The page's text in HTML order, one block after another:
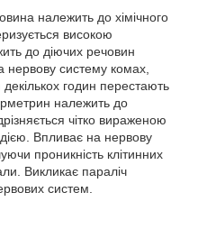
належить до хімічного
високою
до діючих речовин
нервову систему комах,
годин перестають
належить до
чітко вираженою
Впливає на нервову
проникність клітинних
Викликає параліч
систем.